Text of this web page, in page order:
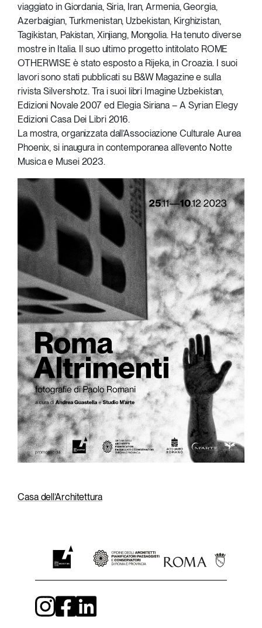
viaggiato in Giordania, Siria, Iran, Armenia, Georgia,
Azerbaigian, Turkmenistan, Uzbekistan, Kirghizistan,
Tagikistan, Pakistan, Xinjiang, Mongolia. Ha tenuto diverse
mostre in Italia. Il suo ultimo progetto intitolato ROME
OTHERWISE è stato esposto a Rijeka, in Croazia. I suoi
lavori sono stati pubblicati su B&W Magazine e sulla
rivista Silvershotz. Tra i suoi libri Imagine Uzbekistan,
Edizioni Novale 2007 ed Elegia Siriana – A Syrian Elegy
Edizioni Casa Dei Libri 2016.
La mostra, organizzata dall’Associazione Culturale Aurea
Phoenix, si inaugura in contemporanea all’evento Notte
Musica e Musei 2023.
Casa dell’Architettura